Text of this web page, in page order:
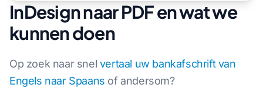
InDesign naar PDF en wat we
kunnen doen
Op zoek naar snel vertaal uw bankafschrift van
Engels naar Spaans of andersom?